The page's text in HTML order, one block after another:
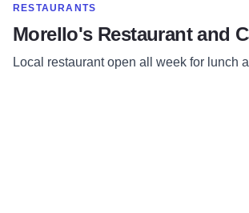
SHOW MORE IN CATEGORY OF
RESTAURANTS
Morello's Restaurant and
Local restaurant open all week for lunch